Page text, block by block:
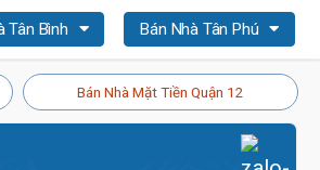
Tân Bình Bán Nhà Tân Phú
Bán Nhà Mặt Tiền Quận 12